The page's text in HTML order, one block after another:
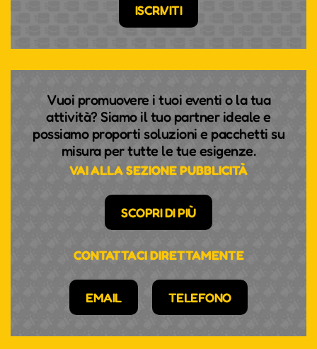
ISCRIVITI
Vuoi promuovere i tuoi eventi o la tua
attività? Siamo il tuo partner ideale e
possiamo proporti soluzioni e pacchetti su
misura per tutte le tue esigenze.
VAI ALLA SEZIONE PUBBLICITÀ
SCOPRI DI PIÙ
CONTATTACI DIRETTAMENTE
EMAIL TELEFONO